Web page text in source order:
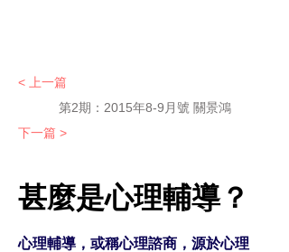
< 上一篇
第2期： 2015年8-9月號 關景鴻
下一篇 >
甚麼是心理輔導？
心理輔導，或稱心理諮商，源於心理